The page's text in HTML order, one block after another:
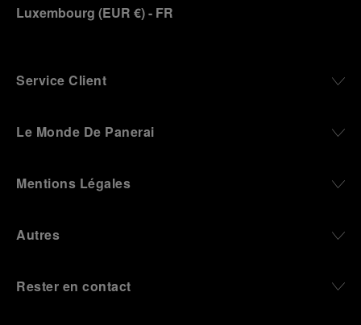
Luxembourg (EUR €)- FR
Service Client
Le Monde De Panerai
Mentions Légales
Autres
Rester en contact